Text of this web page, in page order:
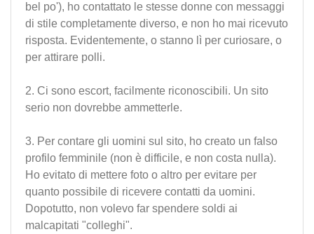
bel po'), ho contattato le stesse donne con messaggi
di stile completamente diverso, e non ho mai ricevuto
risposta. Evidentemente, o stanno lì per curiosare, o
per attirare polli.
2. Ci sono escort, facilmente riconoscibili. Un sito
serio non dovrebbe ammetterle.
3. Per contare gli uomini sul sito, ho creato un falso
profilo femminile (non è difficile, e non costa nulla).
Ho evitato di mettere foto o altro per evitare per
quanto possibile di ricevere contatti da uomini.
Dopotutto, non volevo far spendere soldi ai
malcapitati "colleghi".